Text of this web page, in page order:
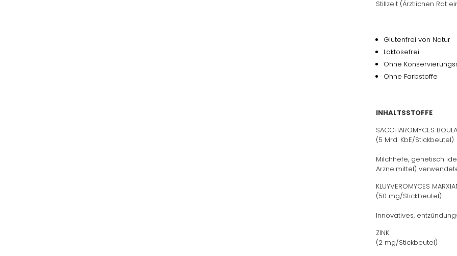
Stillzeit (Ärztlichen Rat
Glutenfrei von Natur
Laktosefrei
Ohne
Ohne Farbstoffe
INHALTSSTOFFE
SACCHAROMYCES
(5 Mrd. KbE/Stickbeutel)
Milchhefe, genetisch
Arzneimittel)
KLUYVEROMYCES
(50 mg/Stickbeutel)
Innovatives,
ZINK
(2 mg/Stickbeutel)